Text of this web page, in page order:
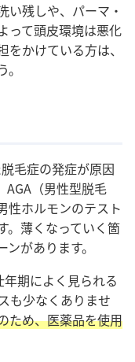
い残しや、パーマ・
って頭皮環境は悪化
かけている方は、
毛症の発症が原因
AGA（男性型脱毛
性ホルモンのテスト
。薄くなっていく箇
があります。
期によく見られる
も少なくありませ
ため、医薬品を使用